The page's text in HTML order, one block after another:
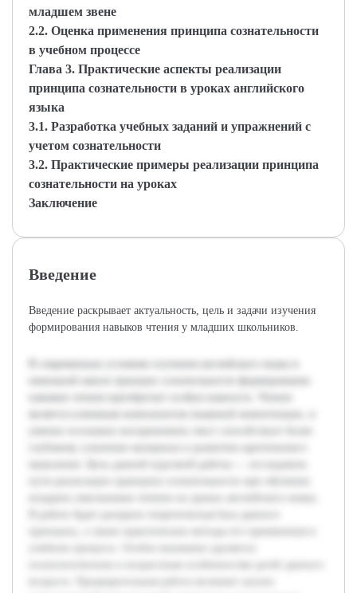
младшем звене
2.2. Оценка применения принципа сознательности
в учебном процессе
Глава 3. Практические аспекты реализации
принципа сознательности в уроках английского
языка
3.1. Разработка учебных заданий и упражнений с
учетом сознательности
3.2. Практические примеры реализации принципа
сознательности на уроках
Заключение
Введение
Введение раскрывает актуальность, цель и задачи изучения
формирования навыков чтения у младших школьников.